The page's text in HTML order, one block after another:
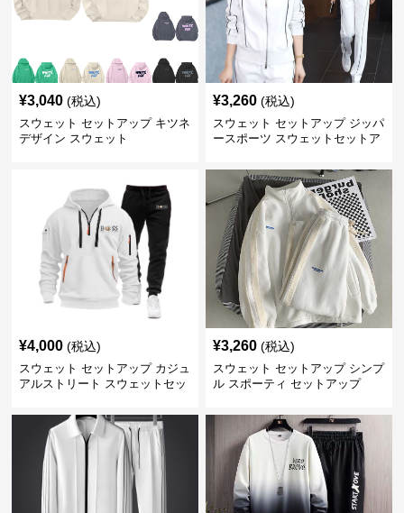
¥3,040 (税込)
スウェット セットアップ キツネ
デザイン スウェット
¥3,260 (税込)
スウェット セットアップ ジッパ
ースポーツ スウェットセットア
¥4,000 (税込)
スウェット セットアップ カジュ
アルストリート スウェットセッ
¥3,260 (税込)
スウェット セットアップ シンプ
ル スポーティ セットアップ